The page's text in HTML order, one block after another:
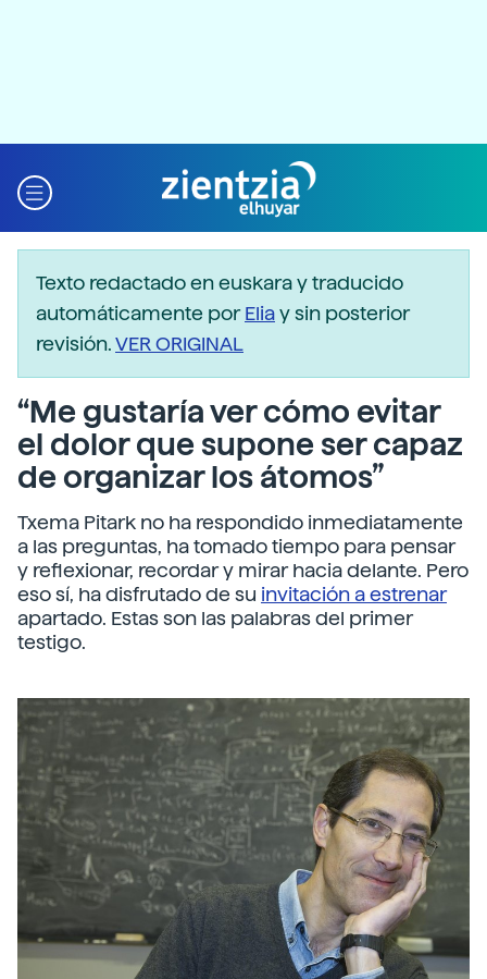
Texto redactado en euskara y traducido
automáticamente porEliay sin posterior
revisión.VER ORIGINAL
“Me gustaría ver cómo evitar
el dolor que supone ser capaz
de organizar los átomos”
Txema Pitark no ha respondido inmediatamente
a las preguntas, ha tomado tiempo para pensar
y reflexionar, recordar y mirar hacia delante. Pero
eso sí, ha disfrutado de su invitación a estrenar
apartado. Estas son las palabras del primer
testigo.